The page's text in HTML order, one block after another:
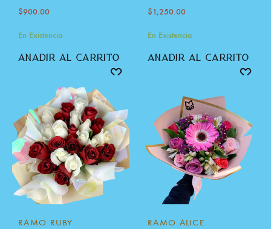
$900.00
En Existencia
añadir al carrito
$1,250.00
En Existencia
añadir al carrito
RAMO RUBY RAMO ALICE